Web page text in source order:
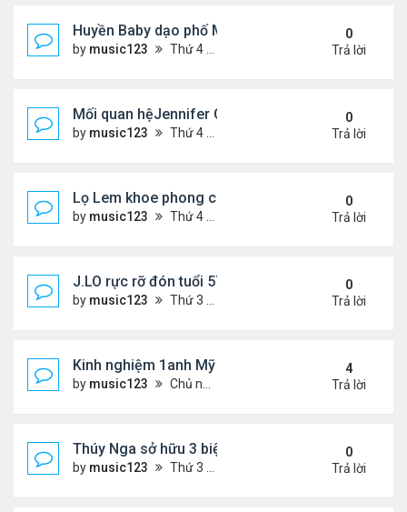
Huyền Baby dạo phố Mỹ
by music123 Thứ 4 Tháng 7 29, 2026 5:21 pm
0
Trả lời
Mối quan hệJennifer Garner và mẹ chồng cũ
by music123 Thứ 4 Tháng 7 29, 2026 5:13 pm
0
Trả lời
Lọ Lem khoe phong cách ở New York
by music123 Thứ 4 Tháng 7 29, 2026 5:08 pm
0
Trả lời
J.LO rực rỡ đón tuổi 57 trên đất Âu
by music123 Thứ 3 Tháng 7 28, 2026 5:56 pm
0
Trả lời
Kinh nghiệm 1anh Mỹ đến VN: "Đây là một đất
by music123 Chủ nhật Tháng 7 26, 2026 6:13 am
4
Trả lời
Thúy Nga sở hữu 3 biệt thự triệu USD ở Mỹ
by music123 Thứ 3 Tháng 7 28, 2026 5:01 pm
0
Trả lời